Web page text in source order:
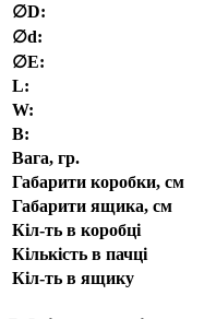
∅D:
∅d:
∅E:
L:
W:
В:
Вага, гр.
Габарити коробки, см
Габарити ящика, см
Кіл-ть в коробці
Кількість в пачці
Кіл-ть в ящику